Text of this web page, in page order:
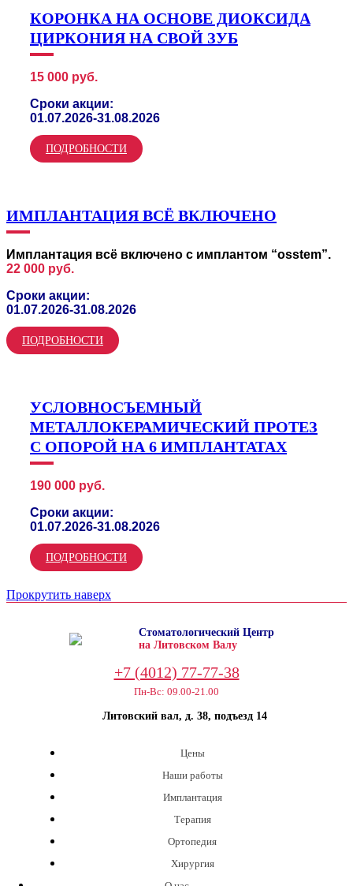
КОРОНКА НА ОСНОВЕ ДИОКСИДА
ЦИРКОНИЯ НА СВОЙ ЗУБ
15 000 руб.
Сроки акции:
01.07.2026-31.08.2026
ПОДРОБНОСТИ
ИМПЛАНТАЦИЯ ВСЁ ВКЛЮЧЕНО
Имплантация всё включено с имплантом “osstem”.
22 000 руб.
Сроки акции:
01.07.2026-31.08.2026
ПОДРОБНОСТИ
УСЛОВНОСЪЕМНЫЙ
МЕТАЛЛОКЕРАМИЧЕСКИЙ ПРОТЕЗ
С ОПОРОЙ НА 6 ИМПЛАНТАТАХ
190 000 руб.
Сроки акции:
01.07.2026-31.08.2026
ПОДРОБНОСТИ
Прокрутить наверх
Стоматологический Центр
на Литовском Валу
Цены
Наши работы
Имплантация
Терапия
Ортопедия
Хирургия
+7 (4012) 77-77-38
Пн-Вс: 09.00-21.00
Литовский вал, д. 38, подъезд 14